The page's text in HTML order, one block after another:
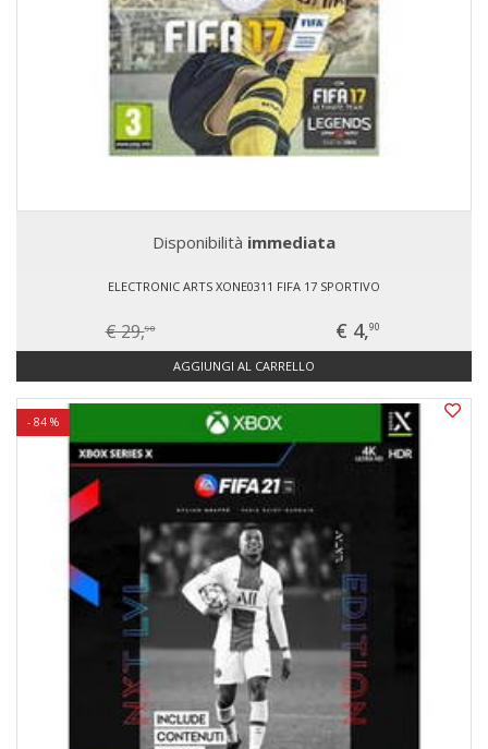
Disponibilità immediata
ELECTRONIC ARTS XONE0311 FIFA 17 SPORTIVO
€ 29,90 € 4,90
AGGIUNGI AL CARRELLO
- 84 %